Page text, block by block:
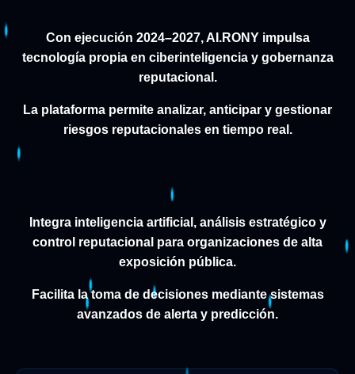
Con ejecución 2024–2027, AI.RONY impulsa
tecnología propia en ciberinteligencia y gobernanza
reputacional.
La plataforma permite analizar, anticipar y gestionar
riesgos reputacionales en tiempo real.
Integra inteligencia artificial, análisis estratégico y
control reputacional para organizaciones de alta
exposición pública.
Facilita la toma de decisiones mediante sistemas
avanzados de alerta y predicción.